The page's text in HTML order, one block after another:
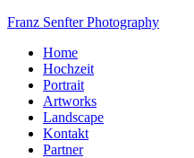
Franz Senfter Photography
Home
Hochzeit
Portrait
Artworks
Landscape
Kontakt
Partner